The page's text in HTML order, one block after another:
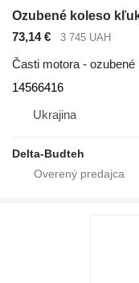
73,14 € 3 745 UAH
Časti motora -
14566416
Ukrajina
Delta-Budteh